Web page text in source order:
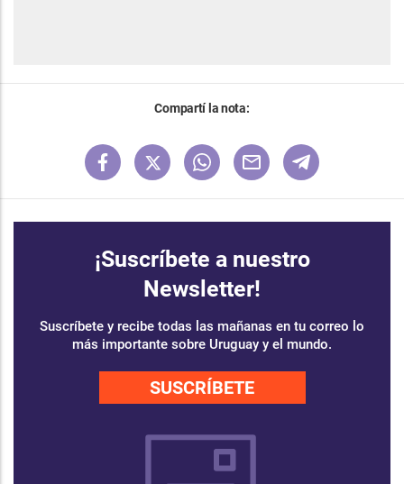
Compartí la nota:
¡Suscríbete a nuestro
Newsletter!
Suscríbete y recibe todas las mañanas en tu correo lo
más importante sobre Uruguay y el mundo.
SUSCRÍBETE